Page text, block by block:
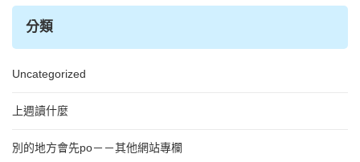
分類
Uncategorized
上週讀什麼
別的地方會先po－－其他網站專欄